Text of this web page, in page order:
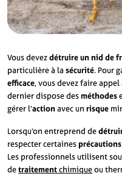
Vous devezdétruire un nid de
particulière à la sécurité. Pour
efficace, vous devez faire appel
dernier dispose desméthodes
gérer l’actionavec un risque
Lorsqu’on entreprend de
respecter certainesprécautions
Les professionnels utilisent
detraitementchimiqueou